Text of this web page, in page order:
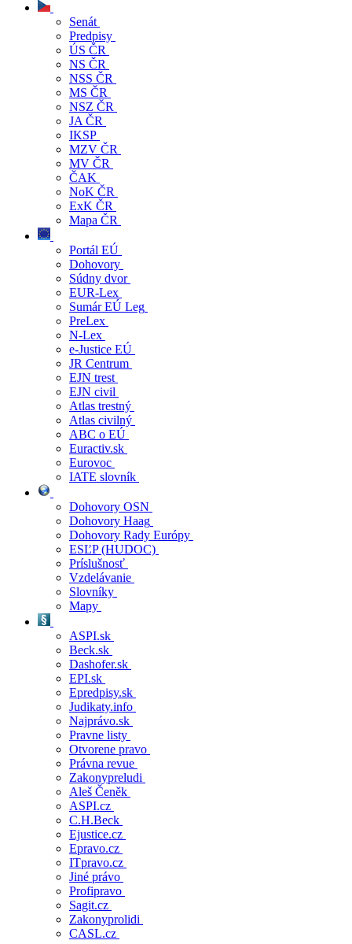
Senát
Predpisy
ÚS ČR
NS ČR
NSS ČR
MS ČR
NSZ ČR
JA ČR
IKSP
MZV ČR
MV ČR
ČAK
NoK ČR
ExK ČR
Mapa ČR
Portál EÚ
Dohovory
Súdny dvor
EUR-Lex
Sumár EÚ Leg
PreLex
N-Lex
e-Justice EÚ
JR Centrum
EJN trest
EJN civil
Atlas trestný
Atlas civilný
ABC o EÚ
Euractiv.sk
Eurovoc
IATE slovník
Dohovory OSN
Dohovory Haag
Dohovory Rady Európy
ESĽP (HUDOC)
Príslušnosť
Vzdelávanie
Slovníky
Mapy
ASPI.sk
Beck.sk
Dashofer.sk
EPI.sk
Epredpisy.sk
Judikaty.info
Najprávo.sk
Pravne listy
Otvorene pravo
Právna revue
Zakonypreludi
Aleš Čeněk
ASPI.cz
C.H.Beck
Ejustice.cz
Epravo.cz
ITpravo.cz
Jiné právo
Profipravo
Sagit.cz
Zakonyprolidi
CASL.cz